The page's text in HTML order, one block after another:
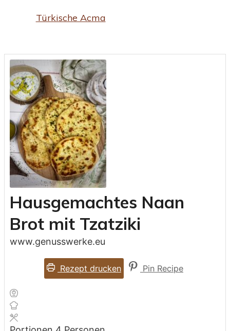
Türkische Acma
Hausgemachtes Naan
Brot mit Tzatziki
www.genusswerke.eu
Rezept drucken Pin Recipe